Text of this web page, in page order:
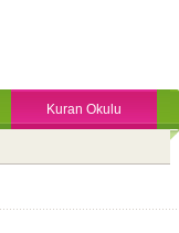
Kuran Okulu